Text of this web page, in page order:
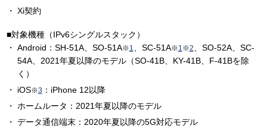
Xi契約
■対象機種（IPv6シングルスタック）
Android：SH-51A、SO-51A※1 、SC-51A※1※2
、SO-52A、SC-
54A、2021年夏以降のモデル（SO-41B、KY-41B、F-41Bを除
く）
iOS※3：iPhone 12以降
ホームルータ：2021年夏以降のモデル
データ通信端末：2020年夏以降の5G対応モデル